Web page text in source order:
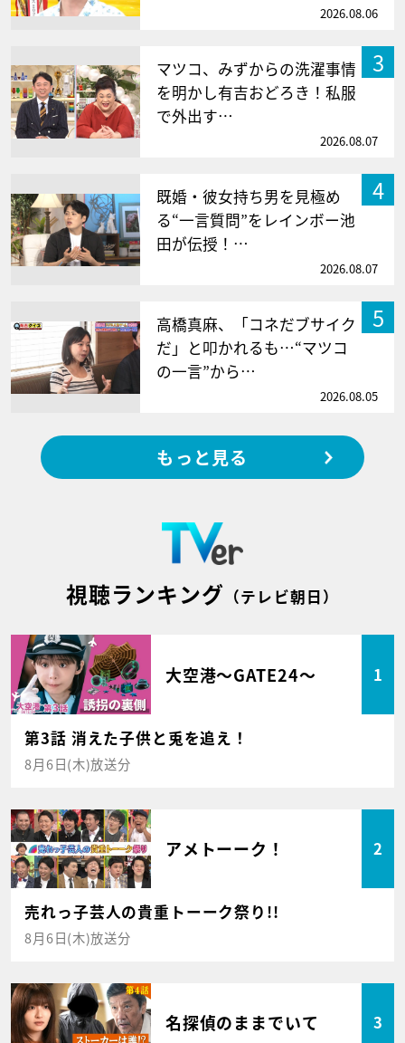
2026.08.06
3
マツコ、みずからの洗濯事情
を明かし有吉おどろき！私服
で外出す…
2026.08.07
4
既婚・彼女持ち男を見極め
る“一言質問”をレインボー池
田が伝授！…
2026.08.07
5
高橋真麻、「コネだブサイク
だ」と叩かれるも…“マツコ
の一言”から…
2026.08.05
もっと見る
視聴ランキング （テレビ朝日）
大空港～GATE24～ 1
第3話 消えた子供と兎を追え！
8月6日(木)放送分
アメトーーク！ 2
売れっ子芸人の貴重トーーク祭り!!
8月6日(木)放送分
名探偵のままでいて 3